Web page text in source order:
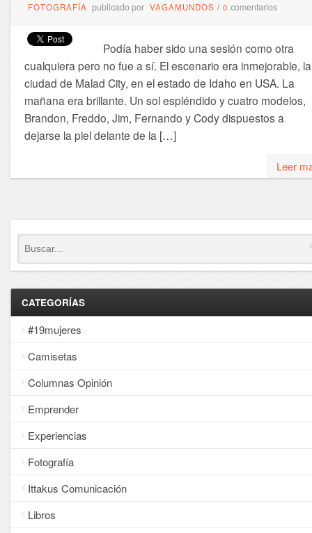
FOTOGRAFÍA publicado por VAGAMUNDOS / 0 comentarios
Podía haber sido una sesión como otra
cualquiera pero no fue a sí. El escenario era inmejorable, la
ciudad de Malad City, en el estado de Idaho en USA. La
mañana era brillante. Un sol espléndido y cuatro modelos,
Brandon, Freddo, Jim, Fernando y Cody dispuestos a
dejarse la piel delante de la […]
Leer
CATEGORÍAS
#19mujeres
Camisetas
Columnas Opinión
Emprender
Experiencias
Fotografía
Ittakus Comunicación
Libros